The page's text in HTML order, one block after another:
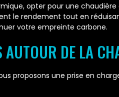
opter pour une
le rendement tout en
votre empreinte carbone.
AUTOUR DE LA
proposons une prise en